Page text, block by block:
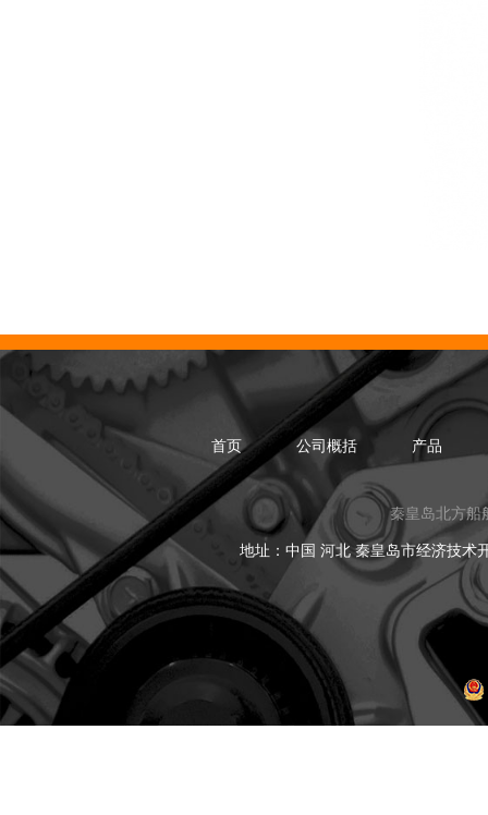
首页 公司概括 产品
秦皇岛北方船
地址：中国 河北 秦皇岛市经济技术